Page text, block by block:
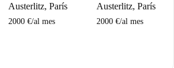
Austerlitz, París
2000 €/al mes
Austerlitz, París
2000 €/al mes